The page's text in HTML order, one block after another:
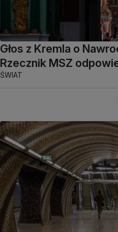
Głos z Kremla o
Rzecznik MSZ
ŚWIAT